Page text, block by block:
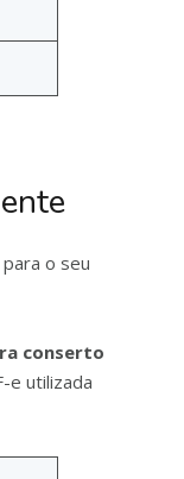
o seu
conserto
e utilizada